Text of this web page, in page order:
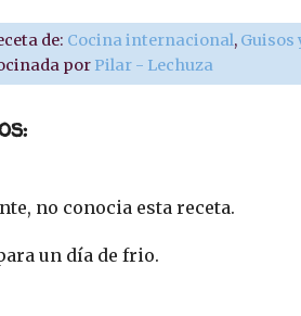
de: Cocina internacional, Guisos
por Pilar - Lechuza
no conocia esta receta.
un día de frio.